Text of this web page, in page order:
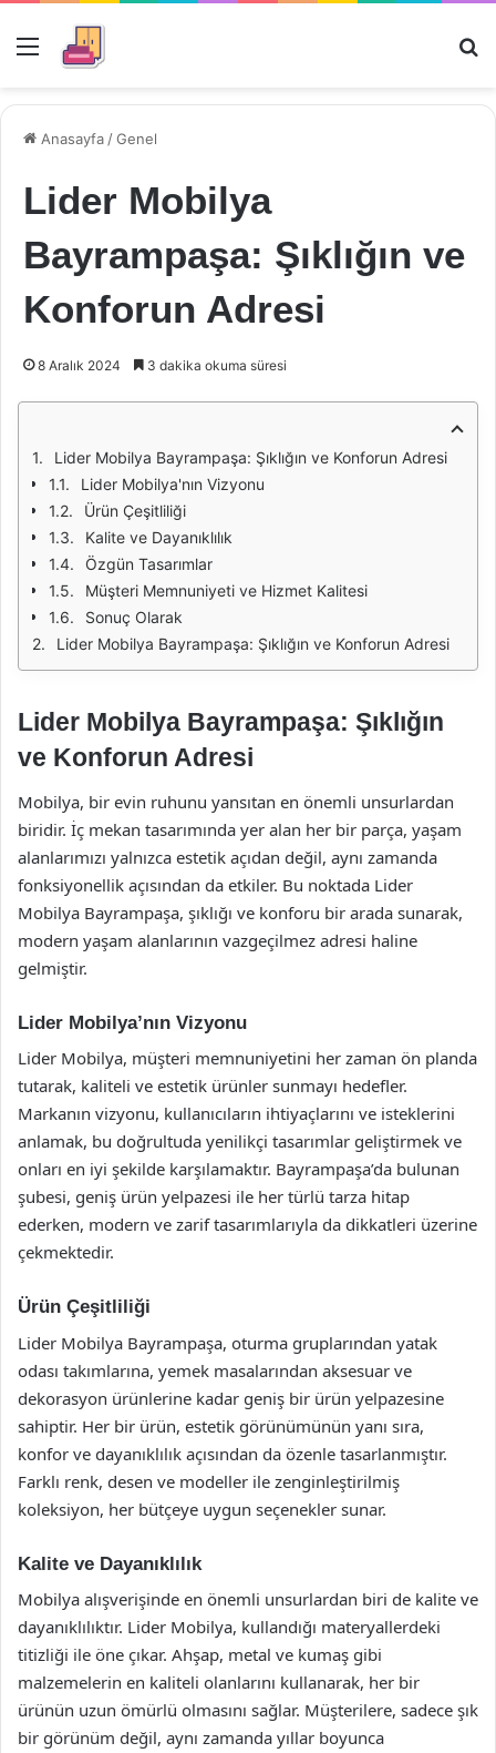
Menü
Anasayfa /Genel
Lider Mobilya
Bayrampaşa: Şıklığın ve
Konforun Adresi
8 Aralık 2024 3 dakika okuma süresi
Lider Mobilya Bayrampaşa: Şıklığın ve Konforun Adresi
Lider Mobilya'nın Vizyonu
Ürün Çeşitliliği
Kalite ve Dayanıklılık
Özgün Tasarımlar
Müşteri Memnuniyeti ve Hizmet Kalitesi
Sonuç Olarak
Lider Mobilya Bayrampaşa: Şıklığın ve Konforun Adresi
Lider Mobilya Bayrampaşa: Şıklığın
ve Konforun Adresi
Mobilya, bir evin ruhunu yansıtan en önemli unsurlardan
biridir. İç mekan tasarımında yer alan her bir parça, yaşam
alanlarımızı yalnızca estetik açıdan değil, aynı zamanda
fonksiyonellik açısından da etkiler. Bu noktada Lider
Mobilya Bayrampaşa, şıklığı ve konforu bir arada sunarak,
modern yaşam alanlarının vazgeçilmez adresi haline
gelmiştir.
Lider Mobilya’nın Vizyonu
Lider Mobilya, müşteri memnuniyetini her zaman ön planda
tutarak, kaliteli ve estetik ürünler sunmayı hedefler.
Markanın vizyonu, kullanıcıların ihtiyaçlarını ve isteklerini
anlamak, bu doğrultuda yenilikçi tasarımlar geliştirmek ve
onları en iyi şekilde karşılamaktır. Bayrampaşa’da bulunan
şubesi, geniş ürün yelpazesi ile her türlü tarza hitap
ederken, modern ve zarif tasarımlarıyla da dikkatleri üzerine
çekmektedir.
Ürün Çeşitliliği
Lider Mobilya Bayrampaşa, oturma gruplarından yatak
odası takımlarına, yemek masalarından aksesuar ve
dekorasyon ürünlerine kadar geniş bir ürün yelpazesine
sahiptir. Her bir ürün, estetik görünümünün yanı sıra,
konfor ve dayanıklılık açısından da özenle tasarlanmıştır.
Farklı renk, desen ve modeller ile zenginleştirilmiş
koleksiyon, her bütçeye uygun seçenekler sunar.
Kalite ve Dayanıklılık
Mobilya alışverişinde en önemli unsurlardan biri de kalite ve
dayanıklılıktır. Lider Mobilya, kullandığı materyallerdeki
titizliği ile öne çıkar. Ahşap, metal ve kumaş gibi
malzemelerin en kaliteli olanlarını kullanarak, her bir
ürünün uzun ömürlü olmasını sağlar. Müşterilere, sadece şık
bir görünüm değil, aynı zamanda yıllar boyunca